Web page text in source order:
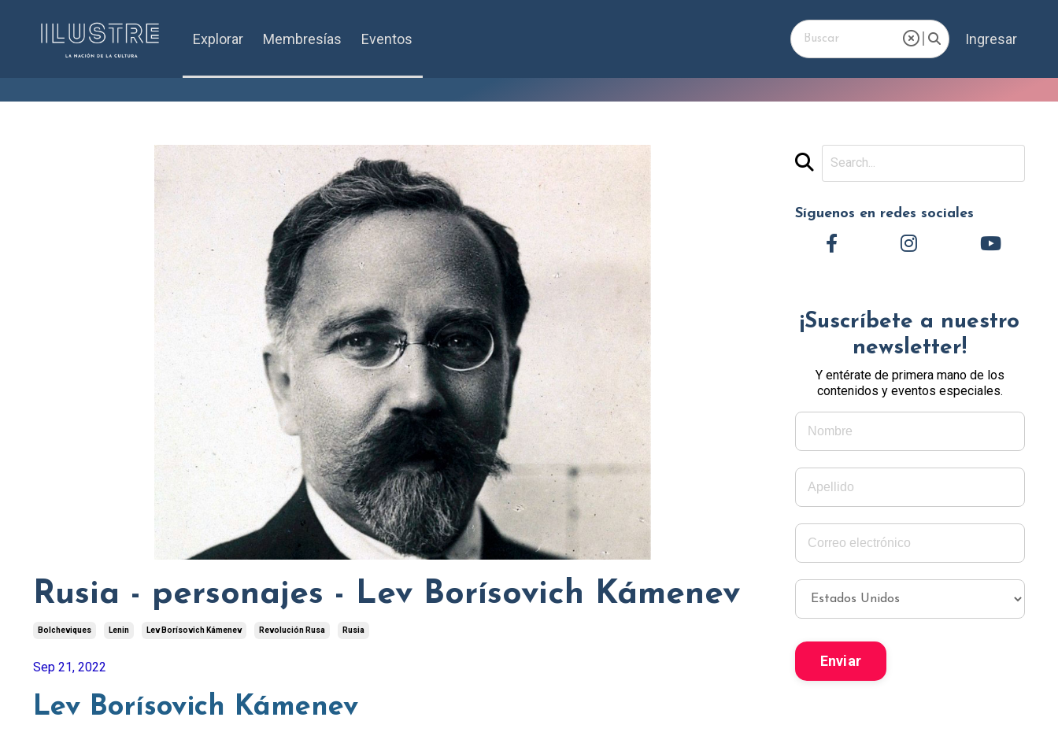
Explorar Membresías Eventos Ingresar
Rusia - personajes - Lev Borísovich Kámenev
Bolcheviques Lenin Lev Borísovich Kámenev Revolución Rusa Rusia
Sep 21, 2022
Lev Borísovich Kámenev
Síguenos en redes sociales
¡Suscríbete a nuestro
newsletter!
Y entérate de primera mano de los
contenidos y eventos especiales.
Enviar